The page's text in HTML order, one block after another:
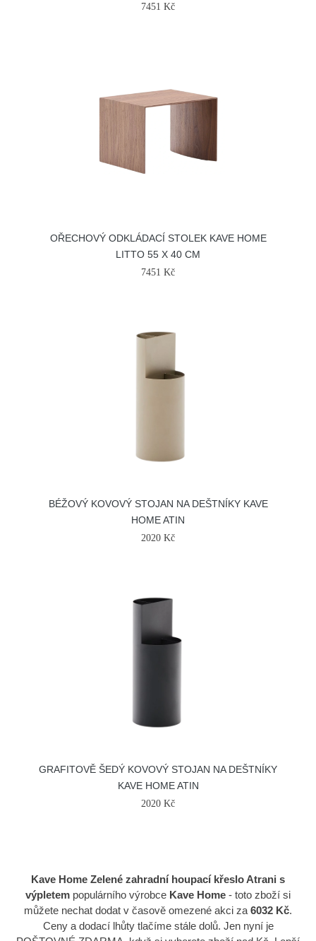
7451 Kč
OŘECHOVÝ ODKLÁDACÍ STOLEK KAVE HOME
LITTO 55 X 40 CM
7451 Kč
BÉŽOVÝ KOVOVÝ STOJAN NA DEŠTNÍKY KAVE
HOME ATIN
2020 Kč
GRAFITOVĚ ŠEDÝ KOVOVÝ STOJAN NA DEŠTNÍKY
KAVE HOME ATIN
2020 Kč
Kave Home Zelené zahradní houpací křeslo Atrani s
výpletem populárního výrobce Kave Home - toto zboží si
můžete nechat dodat v časově omezené akci za 6032 Kč.
Ceny a dodací lhůty tlačíme stále dolů. Jen nyní je